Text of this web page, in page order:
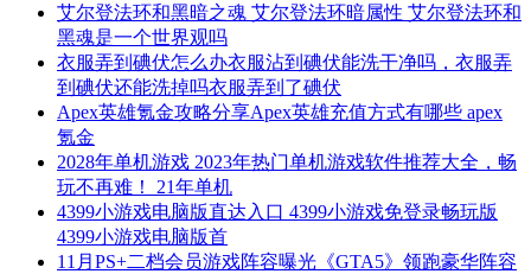
艾尔登法环和黑暗之魂 艾尔登法环暗属性 艾尔登法环和
黑魂是一个世界观吗
衣服弄到碘伏怎么办衣服沾到碘伏能洗干净吗，衣服弄
到碘伏还能洗掉吗衣服弄到了碘伏
Apex英雄氪金攻略分享Apex英雄充值方式有哪些 apex
氪金
2028年单机游戏 2023年热门单机游戏软件推荐大全，畅
玩不再难！ 21年单机
4399小游戏电脑版直达入口 4399小游戏免登录畅玩版
4399小游戏电脑版首
11月PS+二档会员游戏阵容曝光《GTA5》领跑豪华阵容